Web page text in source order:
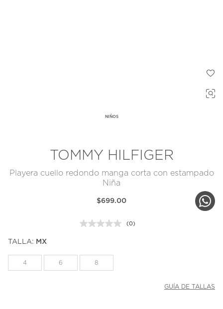
NIÑOS
TOMMY HILFIGER
Playera cuello redondo manga corta con estampado
Niña
$699.00
Sin
(0)
TALLA: MX
4 6 8
GUÍA DE TALLAS